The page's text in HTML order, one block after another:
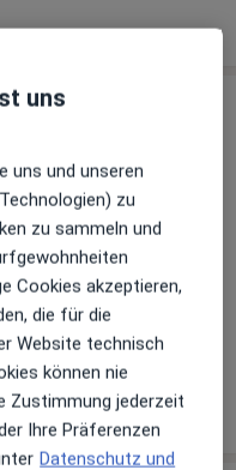
Ihre
werden Sie
außerdem bereits
über neue
informieren.
uns
uns und unseren
zu
zu sammeln und
Cookies akzeptieren,
die für die
Website technisch
können nie
Zustimmung jederzeit
Ihre Präferenzen
Datenschutz und